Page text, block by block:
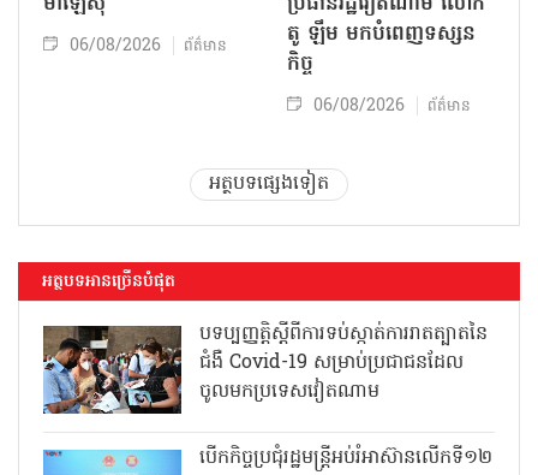
06/08/2026 ព័ត៌មាន
តូ ឡឹម មកបំពេញទស្សន
កិច្ច
06/08/2026 ព័ត៌មាន
អត្ថបទផ្សេងទៀត
អត្ថបទអានច្រើនបំផុត
បទប្បញ្ញត្តិស្តីពីការទប់ស្កាត់ការរាតត្បាតនៃ
ជំងឺ Covid-19 សម្រាប់ប្រជាជនដែល
ចូលមកប្រទេសវៀតណាម
បើកកិច្ចប្រជុំរដ្ឋមន្ត្រីអប់រំអាស៊ានលើកទី១២